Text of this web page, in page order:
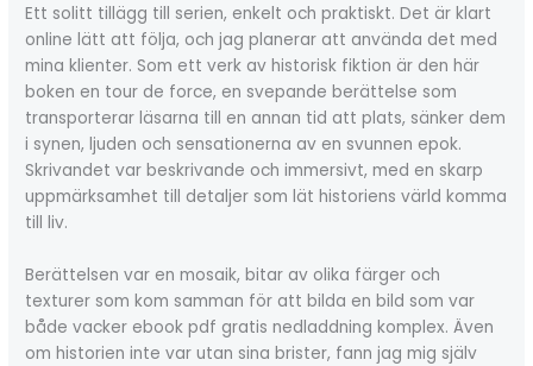
Ett solitt tillägg till serien, enkelt och praktiskt. Det är klart
online lätt att följa, och jag planerar att använda det med
mina klienter. Som ett verk av historisk fiktion är den här
boken en tour de force, en svepande berättelse som
transporterar läsarna till en annan tid att plats, sänker dem
i synen, ljuden och sensationerna av en svunnen epok.
Skrivandet var beskrivande och immersivt, med en skarp
uppmärksamhet till detaljer som lät historiens värld komma
till liv.
Berättelsen var en mosaik, bitar av olika färger och
texturer som kom samman för att bilda en bild som var
både vacker ebook pdf gratis nedladdning komplex. Även
om historien inte var utan sina brister, fann jag mig själv